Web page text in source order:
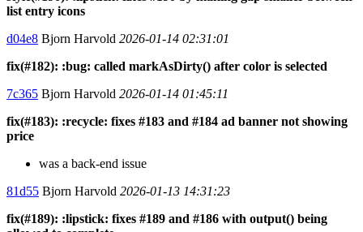
list entry icons
d04e8 Bjorn Harvold 2026-01-14 02:31:01
fix(#182): :bug: called markAsDirty() after color is selected
7c365 Bjorn Harvold 2026-01-14 01:45:11
fix(#183): :recycle: fixes #183 and #184 ad banner not showing
price
was a back-end issue
81d55 Bjorn Harvold 2026-01-13 14:31:23
fix(#189): :lipstick: fixes #189 and #186 with output() being